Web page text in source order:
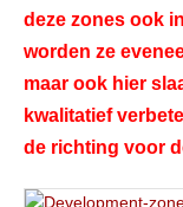
deze zones ook
worden ze
maar ook hier
kwalitatief
de richting voor